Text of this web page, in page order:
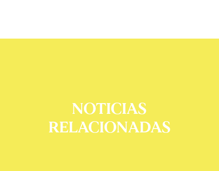
NOTICIAS
RELACIONADAS